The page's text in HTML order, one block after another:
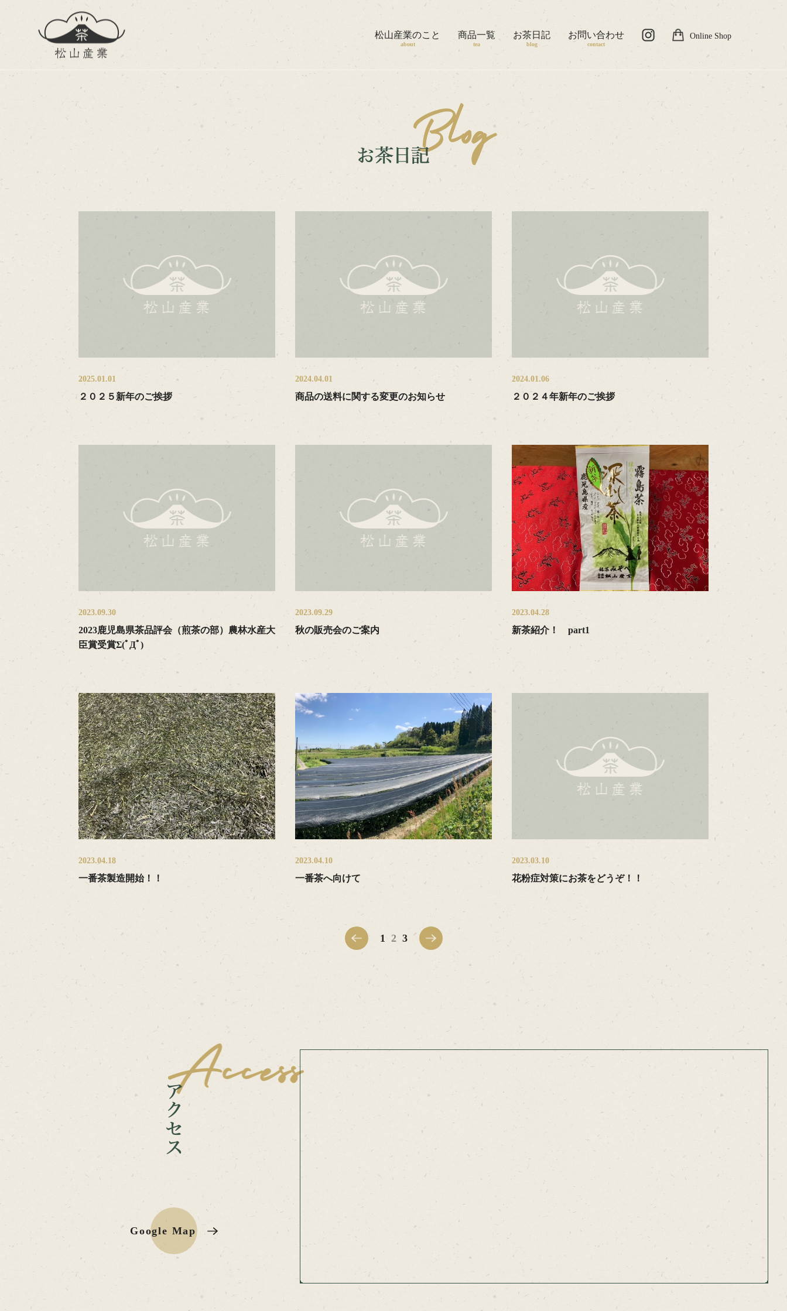
松山産業のこと
about
商品一覧
tea
お茶日記
blog
お問い合わせ
contact
Online Shop
商品一覧
お茶日記
茶工場の見学
お問い合わせ
2025.01.01
２０２５新年のご挨拶
2024.04.01
商品の送料に関する変更のお知らせ
2024.01.06
２０２４年新年のご挨拶
2023.09.30
2023鹿児島県茶品評会（煎茶の部）農林水産大
臣賞受賞Σ(ﾟДﾟ)
2023.09.29
秋の販売会のご案内
2023.04.28
新茶紹介！ part1
2023.04.18
一番茶製造開始！！
2023.04.10
一番茶へ向けて
2023.03.10
花粉症対策にお茶をどうぞ！！
1 2 3
Google Map